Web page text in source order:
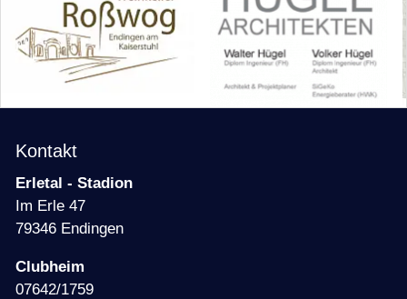
Kontakt
Erletal - Stadion
Im Erle 47
79346 Endingen
Clubheim
07642/1759